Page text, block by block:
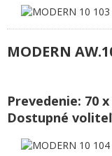
MODERN
Prevedenie: 70
Dostupné